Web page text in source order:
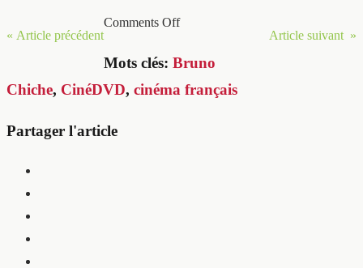
« Article précédent Article suivant »
Comments Off
Mots clés: Bruno
Chiche, CinéDVD, cinéma français
Partager l'article